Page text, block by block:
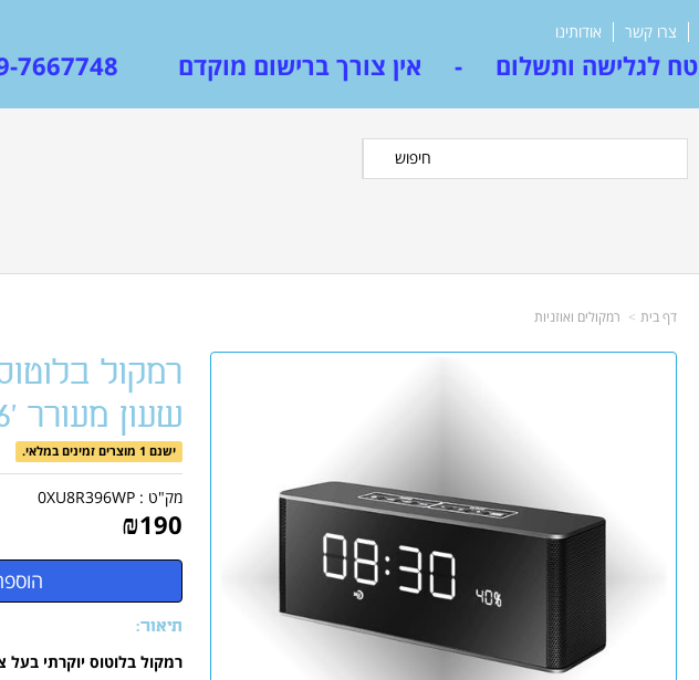
צרו קשר אודותינו
7667748 לגלישה ותשלום - אין צורך ברישום מוקדם
חיפוש
דף בית רמקולים ואוזניות
רמקול
שעון מעורר 'LP-06'
ישנם 1 מוצרים זמינים במלאי.
מק"ט : 0XU8R396WP
₪190
תיאור:
רמקול בלוטוס יוקרתי בעל